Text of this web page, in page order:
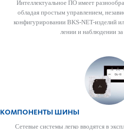
Интеллектуальное ПО имеет
обладая про­стым управ­лением,
конфигур­иро­вании BKS-NET-изделий
лении и наблюдении
КОМПОНЕНТЫ ШИНЫ
Сетевые сис­темы легко вводятся в